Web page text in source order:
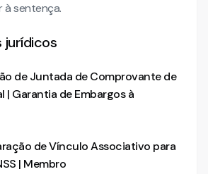
à sentença.
jurídicos
de Juntada de Comprovante de
| Garantia de Embargos à
de Vínculo Associativo para
| Membro